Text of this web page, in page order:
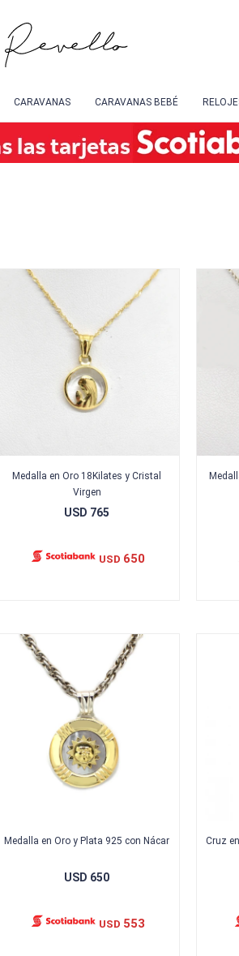
CARAVANAS CARAVANAS BEBÉ
Medalla en Oro 18Kilates y Cristal
Virgen
USD 765
USD 650
Medalla en Oro y Plata 925 con Nácar
USD 650
USD 553
Cruz